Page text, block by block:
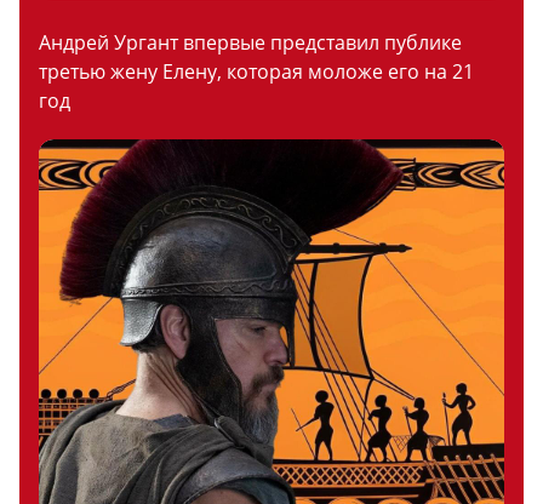
Андрей Ургант впервые представил публике
третью жену Елену, которая моложе его на 21
год